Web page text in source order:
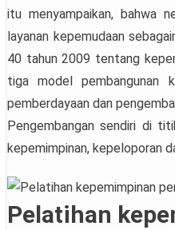
itu menyampaikan, bahwa
layanan kepemudaan
40 tahun 2009 tentang
tiga model pembangunan
pemberdayaan dan
Pengembangan sendiri di
kepemimpinan, kepeloporan
Pelatihan